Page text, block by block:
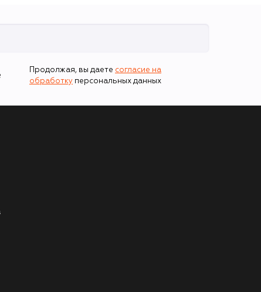
Продолжая, вы даете согласие на
обработку персональных данных